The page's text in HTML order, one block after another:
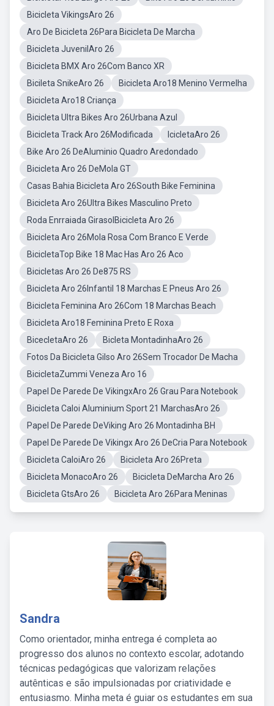
Bicicleta VikingsAro 26
Aro De Bicicleta 26Para Bicicleta De Marcha
Bicicleta JuvenilAro 26
Bicicleta BMX Aro 26Com Banco XR
Bicileta SnikeAro 26
Bicicleta Aro18 Menino Vermelha
Bicicleta Aro18 Criança
Bicicleta Ultra Bikes Aro 26Urbana Azul
Bicicleta Track Aro 26Modificada
IcicletaAro 26
Bike Aro 26 DeAluminio Quadro Aredondado
Bicicleta Aro 26 DeMola GT
Casas Bahia Bicicleta Aro 26South Bike Feminina
Bicicleta Aro 26Ultra Bikes Masculino Preto
Roda Enrraiada GirasolBicicleta Aro 26
Bicicleta Aro 26Mola Rosa Com Branco E Verde
BicicletaTop Bike 18 Mac Has Aro 26 Aco
Bicicletas Aro 26 De875 RS
Bicicleta Aro 26Infantil 18 Marchas E Pneus Aro 26
Bicicleta Feminina Aro 26Com 18 Marchas Beach
Bicicleta Aro18 Feminina Preto E Roxa
BicecletaAro 26
Bicleta MontadinhaAro 26
Fotos Da Bicicleta Gilso Aro 26Sem Trocador De Macha
BicicletaZummi Veneza Aro 16
Papel De Parede De VikingxAro 26 Grau Para Notebook
Bicicleta Caloi Aluminium Sport 21 MarchasAro 26
Papel De Parede DeViking Aro 26 Montadinha BH
Papel De Parede De Vikingx Aro 26 DeCria Para Notebook
Bicicleta CaloiAro 26
Bicicleta Aro 26Preta
Bicicleta MonacoAro 26
Bicicleta DeMarcha Aro 26
Bicicleta GtsAro 26
Bicicleta Aro 26Para Meninas
Sandra
Como orientador, minha entrega é completa ao
progresso dos alunos no contexto escolar, adotando
técnicas pedagógicas que valorizam relações
autênticas e são impulsionadas por criatividade e
entusiasmo. Minha meta é guiar os estudantes em sua